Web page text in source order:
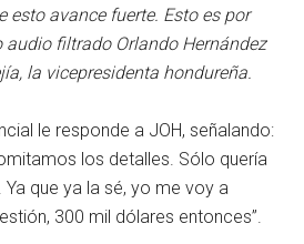
esto avance fuerte. Esto es por
audio filtrado Orlando Hernández
la vicepresidenta hondureña.
le responde a JOH, señalando:
los detalles. Sólo quería
que ya la sé, yo me voy a
300 mil dólares entonces”.